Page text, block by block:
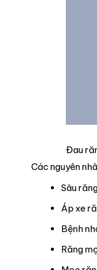
Đau
Các nguyên
Sâu
Áp xe
Bệnh
Răng